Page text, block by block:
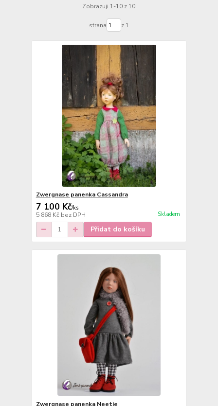
Zobrazuji 1-10 z 10
strana z 1
Zwergnase panenka Cassandra
7 100 Kč/ks
5 868 Kč bez DPH Skladem
Přidat do košíku
Zwergnase panenka Neetje